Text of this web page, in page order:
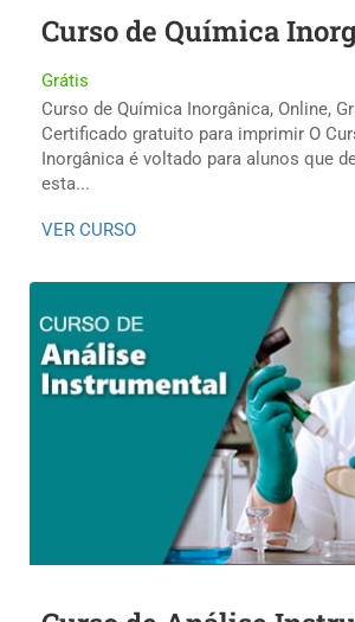
Curso de Química
Grátis
Curso de Química Inorgânica, Online,
Certificado gratuito para imprimir O
Inorgânica é voltado para alunos que
esta...
VER CURSO